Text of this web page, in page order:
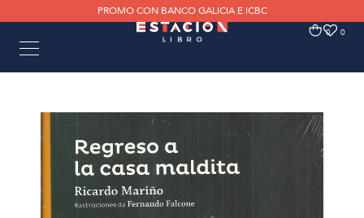
PROMO CON BANCO GALICIA E ICBC
0 0